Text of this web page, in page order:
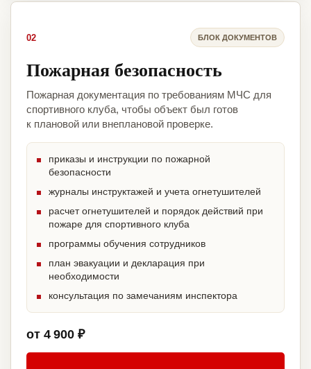
02 БЛОК ДОКУМЕНТОВ
Пожарная безопасность
Пожарная документация по требованиям МЧС для
спортивного клуба, чтобы объект был готов
к плановой или внеплановой проверке.
приказы и инструкции по пожарной
безопасности
журналы инструктажей и учета огнетушителей
расчет огнетушителей и порядок действий при
пожаре для спортивного клуба
программы обучения сотрудников
план эвакуации и декларация при
необходимости
консультация по замечаниям инспектора
от 4 900 ₽